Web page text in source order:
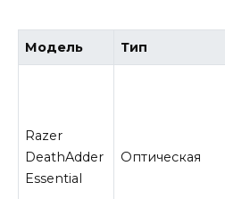
Модель Тип
Razer
DeathAdder
Essential
Оптическая